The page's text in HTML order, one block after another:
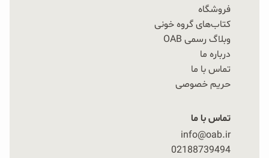
فروشگاه
کتاب‌های گروه خونی
وبلاگ رسمی OAB
درباره ما
تماس با ما
حریم خصوصی
تماس با ما
info@oab.ir
02188739494